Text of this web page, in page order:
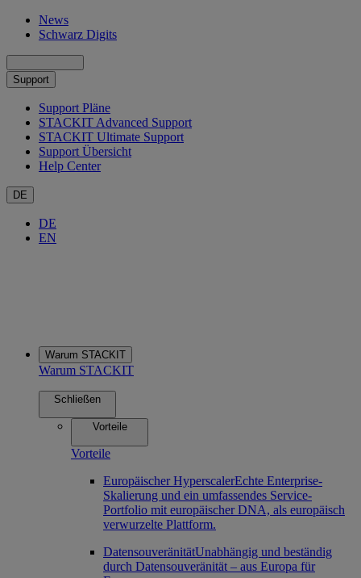
News
Schwarz Digits
Support
Support Pläne
STACKIT Advanced Support
STACKIT Ultimate Support
Support Übersicht
Help Center
DE
DE
EN
Warum STACKIT
Warum STACKIT
Schließen
Vorteile
Vorteile
Europäischer HyperscalerEchte Enterprise-
Skalierung und ein umfassendes Service-
Portfolio mit europäischer DNA, als europäisch
verwurzelte Plattform.
DatensouveränitätUnabhängig und beständig
durch Datensouveränität – aus Europa für